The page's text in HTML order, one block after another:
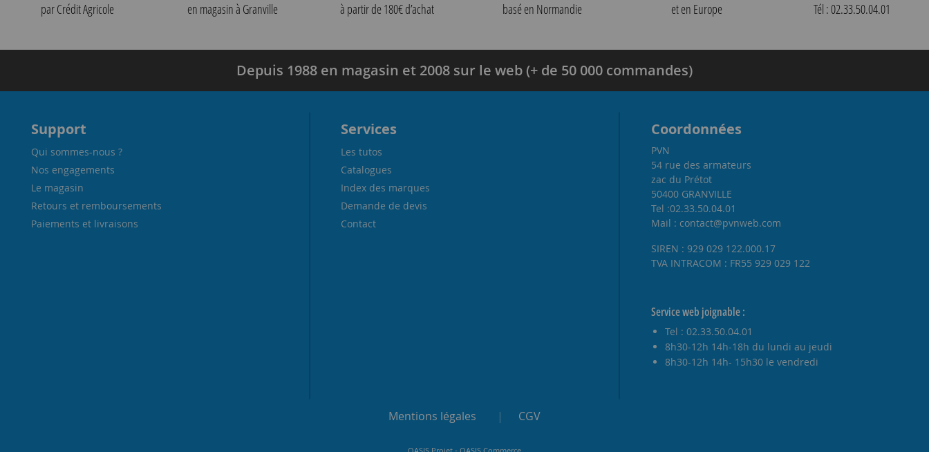
par Crédit Agricole
en magasin à Granville
à partir de 180€ d’achat
basé en Normandie
et en Europe
Tél : 02.33.50.04.01
Depuis 1988 en magasin et 2008 sur le web (+ de 50 000 commandes)
Support
Qui sommes-nous ?
Nos engagements
Le magasin
Retours et remboursements
Paiements et livraisons
Services
Les tutos
Catalogues
Index des marques
Demande de devis
Contact
Coordonnées
PVN
54 rue des armateurs
zac du Prétot
50400 GRANVILLE
Tel :02.33.50.04.01
Mail : contact@pvnweb.com
SIREN : 929 029 122.000.17
TVA INTRACOM : FR55 929 029 122
Service web joignable :
Tel : 02.33.50.04.01
8h30-12h 14h-18h du lundi au jeudi
8h30-12h 14h- 15h30 le vendredi
Mentions légales | CGV